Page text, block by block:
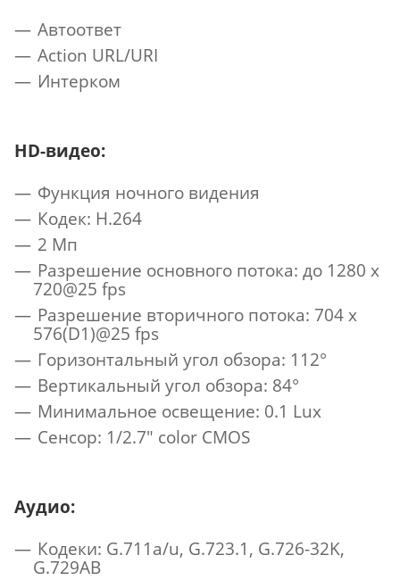
Автоответ
Action URL/URI
Интерком
HD-видео:
Функция ночного видения
Кодек: H.264
2 Мп
Разрешение основного потока: до 1280 х
720@25 fps
Разрешение вторичного потока: 704 х
576(D1)@25 fps
Горизонтальный угол обзора: 112°
Вертикальный угол обзора: 84°
Минимальное освещение: 0.1 Lux
Сенсор: 1/2.7" color CMOS
Аудио:
Кодеки: G.711a/u, G.723.1, G.726-32K,
G.729AB